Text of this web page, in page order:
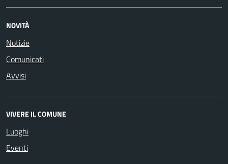
NOVITÀ
Notizie
Comunicati
Avvisi
VIVERE IL COMUNE
Luoghi
Eventi